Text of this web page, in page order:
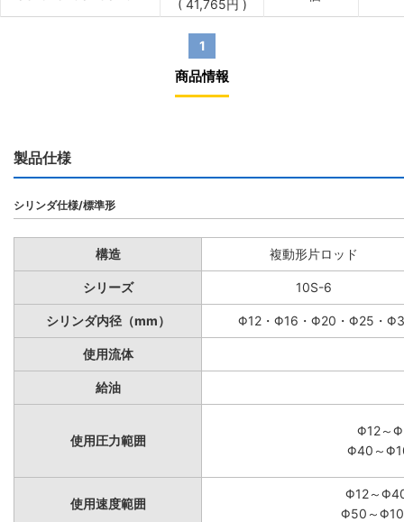
( 41,765円 )
1
商品情報
製品仕様
シリンダ仕様/標準形
構造 複動形片ロッド
シリーズ 10S-6
シリンダ内径（mm） Φ12・Φ16・Φ20・Φ25・
使用流体
給油
使用圧力範囲
Φ12～
Φ40～
使用速度範囲
Φ12～
Φ50～